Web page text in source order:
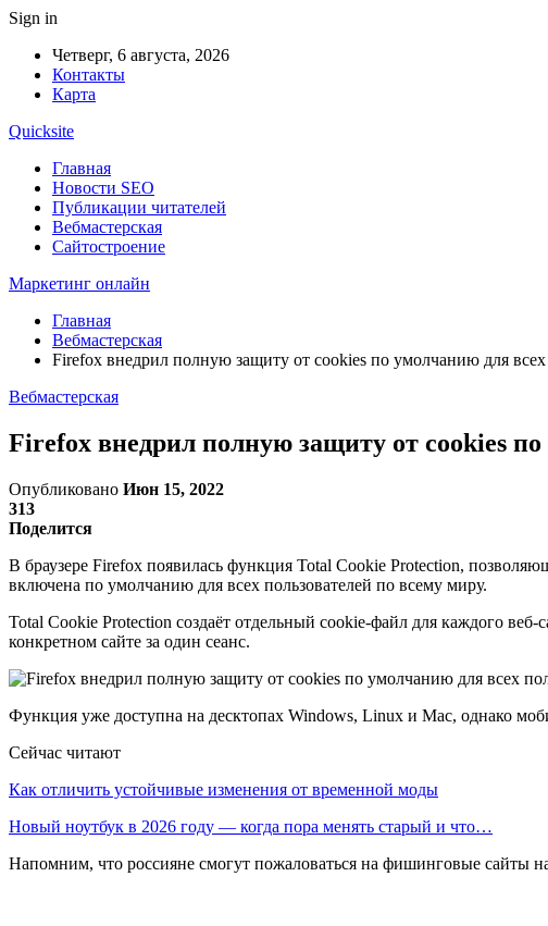
Sign in
Четверг, 6 августа, 2026
Контакты
Карта
Quicksite
Главная
Новости SEO
Публикации читателей
Вебмастерская
Сайтостроение
Маркетинг онлайн
Главная
Вебмастерская
Firefox внедрил полную защиту от cookies по умолчанию для всех
Вебмастерская
Firefox внедрил полную защиту от cookies
Опубликовано Июн 15, 2022
313
Поделится
В браузере Firefox появилась функция Total Cookie Protection,
включена по умолчанию для всех пользователей по всему миру.
Total Cookie Protection создаёт отдельный cookie-файл для каждого
конкретном сайте за один сеанс.
Функция уже доступна на десктопах Windows, Linux и Mac, однако
Сейчас читают
Как отличить устойчивые изменения от временной моды
Новый ноутбук в 2026 году — когда пора менять старый и что…
Напомним, что россияне смогут пожаловаться на фишинговые сайты